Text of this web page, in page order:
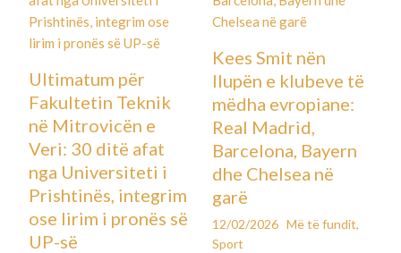
Ultimatum për
Fakultetin Teknik
në Mitrovicën e
Veri: 30 ditë afat
nga Universiteti i
Prishtinës, integrim
ose lirim i pronës së
UP-së
Kees Smit nën
llupën e klubeve të
mëdha evropiane:
Real Madrid,
Barcelona, Bayern
dhe Chelsea në
garë
12/02/2026 Më të fundit,
Sport